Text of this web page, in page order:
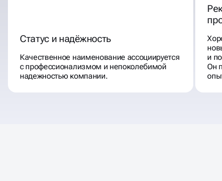
Статус и надёжность
Качественное наименование ассоциируется
с профессионализмом и непоколебимой
надежностью компании.
и
Он